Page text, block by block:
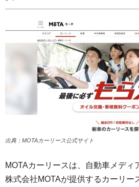
出典：MOTAカーリース公式サイト
MOTAカーリースは、自動車メディ
株式会社MOTAが提供するカーリー